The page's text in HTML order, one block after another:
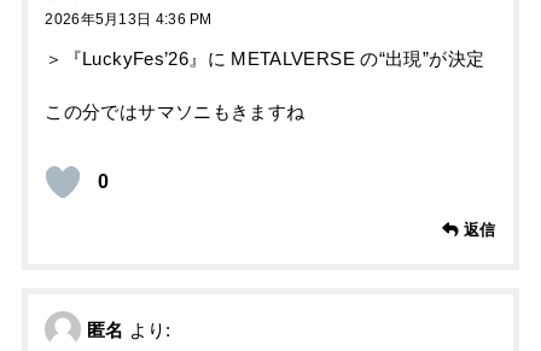
2026年5月13日 4:36 PM
＞『LuckyFes’26』に METALVERSE の“出現”が決定
この分ではサマソニもきますね
0
返信
匿名 より: